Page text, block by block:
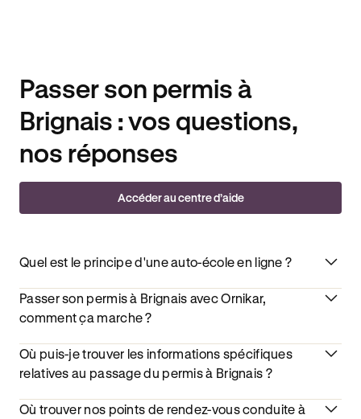
Passer son permis à
Brignais : vos questions,
nos réponses
Accéder au centre d’aide
Quel est le principe d'une auto-école en ligne ?
Passer son permis à Brignais avec Ornikar,
comment ça marche ?
Où puis-je trouver les informations spécifiques
relatives au passage du permis à Brignais ?
Où trouver nos points de rendez-vous conduite à